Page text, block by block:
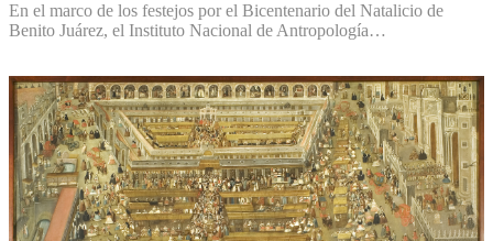
En el marco de los festejos por el Bicentenario del Natalicio de
Benito Juárez, el Instituto Nacional de Antropología…